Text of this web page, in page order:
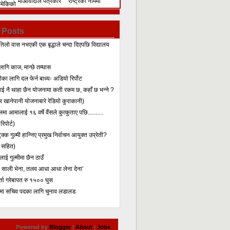
Posts
वास नभएकी एक बृद्धाले चन्दा दिएपछि विद्यालय
काज, मान्छे तम्घास
लागि दल फेर्न बाध्यः अडियो रिर्पोट
नै थाहा छैन योजनामा कती रकम छ, कहाँ छ भन्ने ?
योजनाबारे रेडियो कुराकानी)
आमालाई १६ वर्षे वैंसले कुत्कुताए पछि..........
गुल्मी हान्निए प्रमुख निर्वाचन आयुक्त उप्रेती?
सहित)
गुल्मीमा छैन ठाउँ
साली भेना, तलव आधा आधा लेना देना’
गरेबापत रु १५०० घुस
सचिव पदका लागि चुनाव लडालड
Powered by Blogger | About | Jobs